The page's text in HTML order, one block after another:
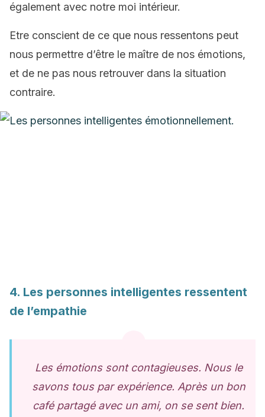
également avec notre moi intérieur.
Etre conscient de ce que nous ressentons peut
nous permettre d’être le maître de nos émotions,
et de ne pas nous retrouver dans la situation
contraire.
4. Les personnes intelligentes ressentent
de l’empathie
Les émotions sont contagieuses. Nous le
savons tous par expérience. Après un bon
café partagé avec un ami, on se sent bien.